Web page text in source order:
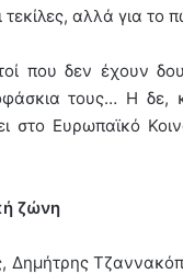
αλλά για το
που δεν έχουν
τους… Η δε,
στο Ευρωπαϊκό
ζώνη